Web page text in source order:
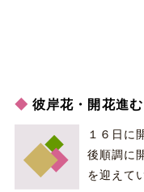
彼岸花・開花進む
１６日に
後順調に
を迎えて